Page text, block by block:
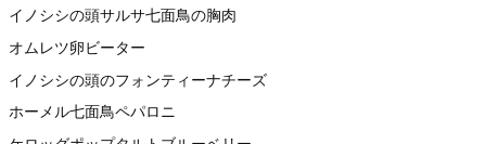
イノシシの頭サルサ七面鳥の胸肉
オムレツ卵ビーター
イノシシの頭のフォンティーナチーズ
ホーメル七面鳥ペパロニ